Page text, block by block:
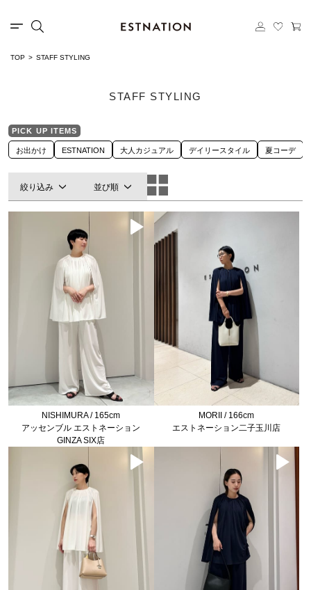
TOP STAFF STYLING
STAFF STYLING
PICK UP ITEMS
お出かけ ESTNATION 大人カジュアル デイリースタイル 夏コーデ
絞り込み 並び順
NISHIMURA / 165cm
アッセンブル エストネーション
GINZA SIX店
MORII / 166cm
エストネーション二子玉川店